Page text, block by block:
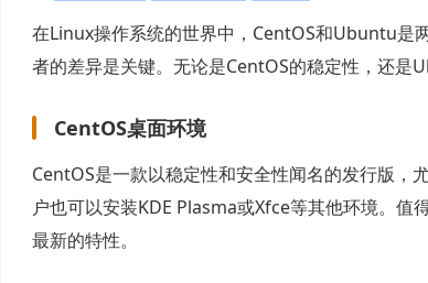
在Linux操作系统的世界中，CentOS和Ubuntu是
者的差异是关键。无论是CentOS的稳定性，还是
CentOS桌面环境
CentOS是一款以稳定性和安全性闻名的发行版，
户也可以安装KDE Plasma或Xfce等其他环境。
最新的特性。